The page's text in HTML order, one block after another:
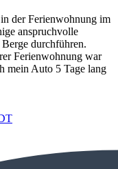
der Ferienwohnung im
anspruchvolle
durchführen.
Ferienwohnung war
mein Auto 5 Tage lang